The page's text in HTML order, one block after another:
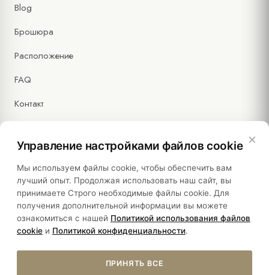
Blog
Брошюра
Расположение
FAQ
Контакт
Правовая информация
Политики
Устойчивость
×
Управление настройками файлов cookie
Мы используем файлы cookie, чтобы обеспечить вам
лучший опыт. Продолжая использовать наш сайт, вы
принимаете Строго необходимые файлы cookie. Для
получения дополнительной информации вы можете
ознакомиться с нашей Политикой использования файлов
cookie и Политикой конфиденциальности.
ПРИНЯТЬ ВСЕ